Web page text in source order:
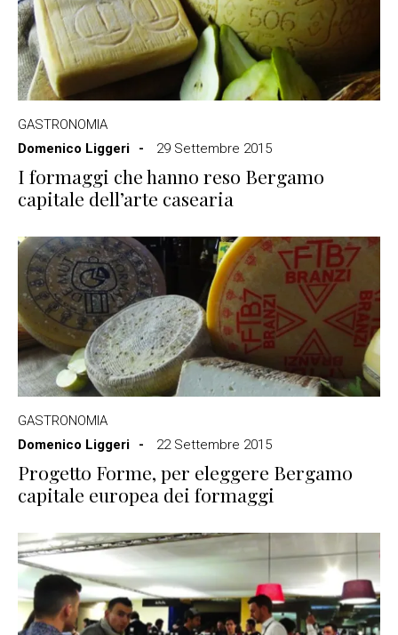
GASTRONOMIA
Domenico Liggeri
29 Settembre 2015
I formaggi che hanno reso Bergamo
capitale dell’arte casearia
GASTRONOMIA
Domenico Liggeri
22 Settembre 2015
Progetto Forme, per eleggere Bergamo
capitale europea dei formaggi